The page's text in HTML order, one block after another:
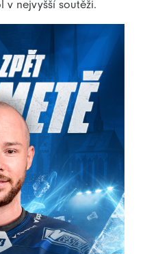
v nejvyšší soutěži.